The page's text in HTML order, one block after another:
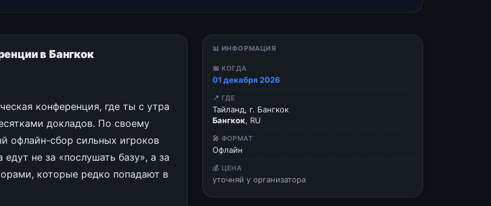
в Бангкок
конференция, где ты с утра
докладов. По своему
офлайн-сбор сильных игроков
не за «послушать базу», а за
которые редко попадают в
📊 ИНФОРМАЦИЯ
📅 КОГДА
01 декабря 2026
📍 ГДЕ
Тайланд, г. Бангкок
Бангкок, RU
🎤 ФОРМАТ
Офлайн
💰 ЦЕНА
уточняй у организатора